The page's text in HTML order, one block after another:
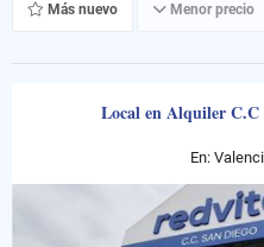
Más nuevo Menor precio
Local en Alquiler C.C
En: